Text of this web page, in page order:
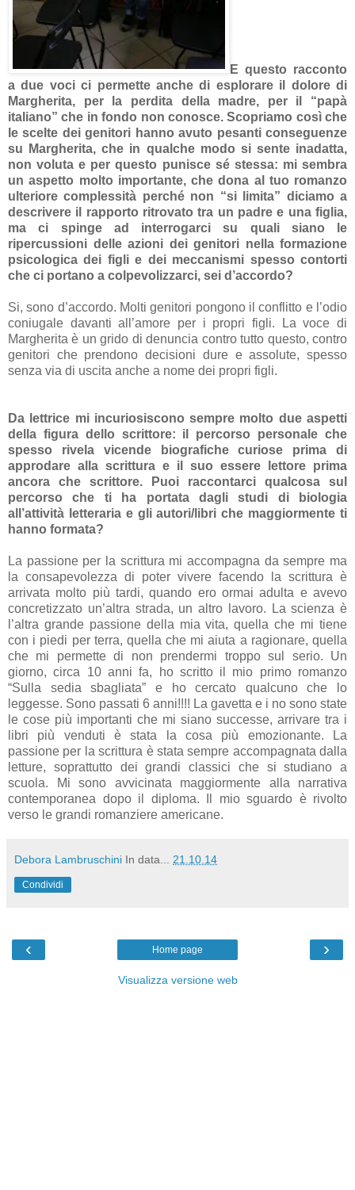
E questo racconto
a due voci ci permette anche di esplorare il dolore di
Margherita, per la perdita della madre, per il “papà
italiano” che in fondo non conosce. Scopriamo così che
le scelte dei genitori hanno avuto pesanti conseguenze
su Margherita, che in qualche modo si sente inadatta,
non voluta e per questo punisce sé stessa: mi sembra
un aspetto molto importante, che dona al tuo romanzo
ulteriore complessità perché non “si limita” diciamo a
descrivere il rapporto ritrovato tra un padre e una figlia,
ma ci spinge ad interrogarci su quali siano le
ripercussioni delle azioni dei genitori nella formazione
psicologica dei figli e dei meccanismi spesso contorti
che ci portano a colpevolizzarci, sei d’accordo?
Si, sono d’accordo. Molti genitori pongono il conflitto e l’odio
coniugale davanti all’amore per i propri figli. La voce di
Margherita è un grido di denuncia contro tutto questo, contro
genitori che prendono decisioni dure e assolute, spesso
senza via di uscita anche a nome dei propri figli.
Da lettrice mi incuriosiscono sempre molto due aspetti
della figura dello scrittore: il percorso personale che
spesso rivela vicende biografiche curiose prima di
approdare alla scrittura e il suo essere lettore prima
ancora che scrittore. Puoi raccontarci qualcosa sul
percorso che ti ha portata dagli studi di biologia
all’attività letteraria e gli autori/libri che maggiormente ti
hanno formata?
La passione per la scrittura mi accompagna da sempre ma
la consapevolezza di poter vivere facendo la scrittura è
arrivata molto più tardi, quando ero ormai adulta e avevo
concretizzato un’altra strada, un altro lavoro. La scienza è
l’altra grande passione della mia vita, quella che mi tiene
con i piedi per terra, quella che mi aiuta a ragionare, quella
che mi permette di non prendermi troppo sul serio. Un
giorno, circa 10 anni fa, ho scritto il mio primo romanzo
“Sulla sedia sbagliata” e ho cercato qualcuno che lo
leggesse. Sono passati 6 anni!!!! La gavetta e i no sono state
le cose più importanti che mi siano successe, arrivare tra i
libri più venduti è stata la cosa più emozionante. La
passione per la scrittura è stata sempre accompagnata dalla
letture, soprattutto dei grandi classici che si studiano a
scuola. Mi sono avvicinata maggiormente alla narrativa
contemporanea dopo il diploma. Il mio sguardo è rivolto
verso le grandi romanziere americane.
Debora Lambruschini In data... 21.10.14
Condividi
‹ ›
Home page
Visualizza versione web